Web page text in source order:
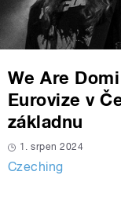
We Are
Eurovize v
základnu
1. srpen 2024
Czeching